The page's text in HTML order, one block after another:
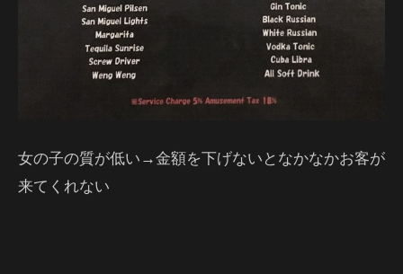
女の子の質が低い→金額を下げないとなかなかお客が
来てくれない